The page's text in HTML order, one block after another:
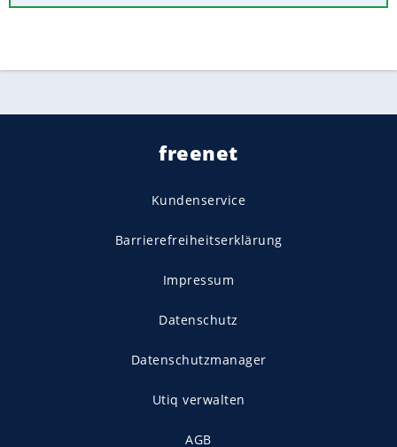
freenet
Kundenservice
Barrierefreiheitserklärung
Impressum
Datenschutz
Datenschutzmanager
Utiq verwalten
AGB